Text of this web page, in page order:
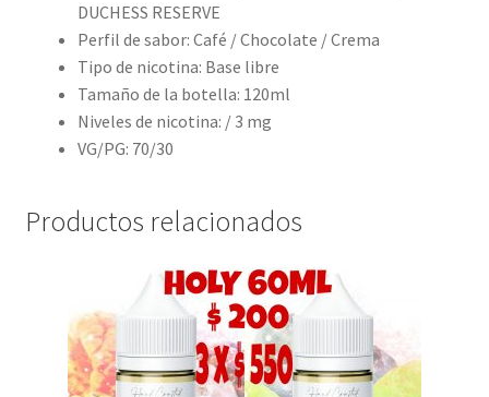
DUCHESS RESERVE
Perfil de sabor: Café / Chocolate / Crema
Tipo de nicotina: Base libre
Tamaño de la botella: 120ml
Niveles de nicotina: / 3 mg
VG/PG: 70/30
Productos relacionados